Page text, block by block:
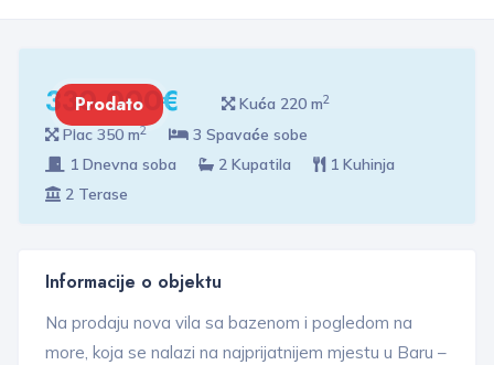
330 000€
Prodato Kuća 220 m2
Plac 350 m2
3 Spavaće sobe
1 Dnevna soba
2 Kupatila
1 Kuhinja
2 Terase
Informacije o objektu
Na prodaju nova vila sa bazenom i pogledom na
more, koja se nalazi na najprijatnijem mjestu u Baru –